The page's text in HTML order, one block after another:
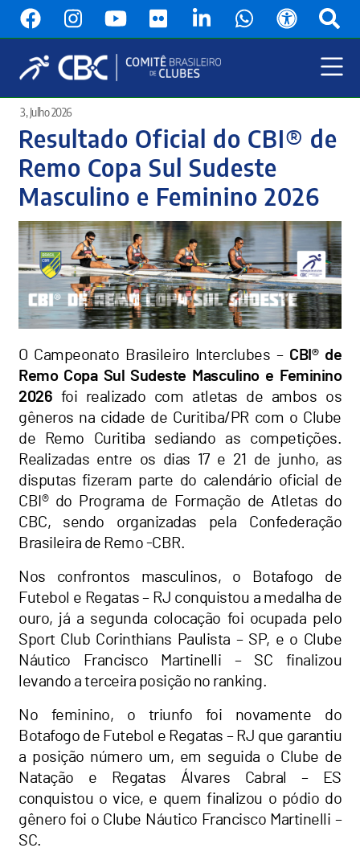
conteúdo
Menu
Principal
Resultado Oficial do CBI® de
Remo Copa Sul Sudeste
Masculino e Feminino 2026
3, Julho 2026
O Campeonato Brasileiro Interclubes – CBI® de
Remo Copa Sul Sudeste Masculino e Feminino
2026 foi realizado com atletas de ambos os
gêneros na cidade de Curitiba/PR com o Clube
de Remo Curitiba sediando as competições.
Realizadas entre os dias 17 e 21 de junho, as
disputas fizeram parte do calendário oficial de
CBI® do Programa de Formação de Atletas do
CBC, sendo organizadas pela Confederação
Brasileira de Remo -CBR.
Nos confrontos masculinos, o Botafogo de
Futebol e Regatas – RJ conquistou a medalha de
ouro, já a segunda colocação foi ocupada pelo
Sport Club Corinthians Paulista – SP, e o Clube
Náutico Francisco Martinelli – SC finalizou
levando a terceira posição no ranking.
No feminino, o triunfo foi novamente do
Botafogo de Futebol e Regatas – RJ que garantiu
a posição número um, em seguida o Clube de
Natação e Regatas Álvares Cabral – ES
conquistou o vice, e quem finalizou o pódio do
gênero foi o Clube Náutico Francisco Martinelli –
SC.